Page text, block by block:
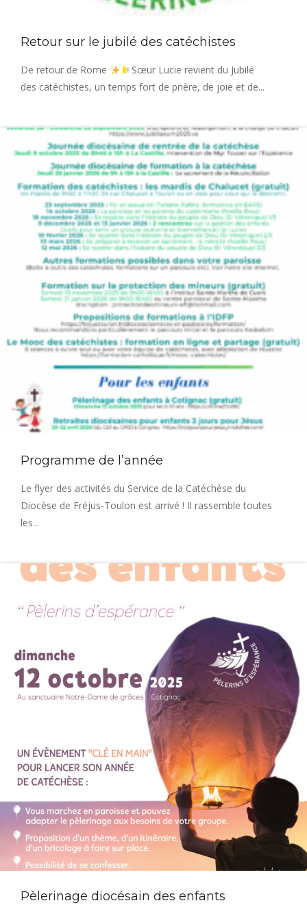
Retour sur le jubilé des catéchistes
De retour de Rome
Sœur Lucie revient du Jubilé
des catéchistes, un temps fort de prière, de joie et de...
Programme de l’année
Le flyer des activités du Service de la Catéchèse du
Diocèse de Fréjus-Toulon est arrivé ! Il rassemble toutes
les...
Pèlerinage diocésain des enfants